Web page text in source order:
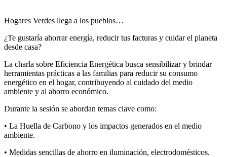
Hogares Verdes llega a los pueblos…
¿Te gustaría ahorrar energía, reducir tus facturas y cuidar el planeta
desde casa?
La charla sobre Eficiencia Energética busca sensibilizar y brindar
herramientas prácticas a las familias para reducir su consumo
energético en el hogar, contribuyendo al cuidado del medio
ambiente y al ahorro económico.
Durante la sesión se abordan temas clave como:
• La Huella de Carbono y los impactos generados en el medio
ambiente.
• Medidas sencillas de ahorro en iluminación, electrodomésticos.